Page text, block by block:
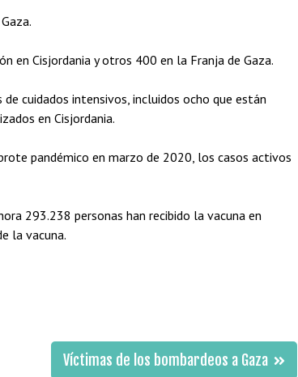
en Cisjordania y otros 400 en la Franja de Gaza.
cuidados intensivos, incluidos ocho que están
en Cisjordania.
pandémico en marzo de 2020, los casos activos
293.238 personas han recibido la vacuna en
la vacuna.
Víctimas de los bombardeos a Gaza